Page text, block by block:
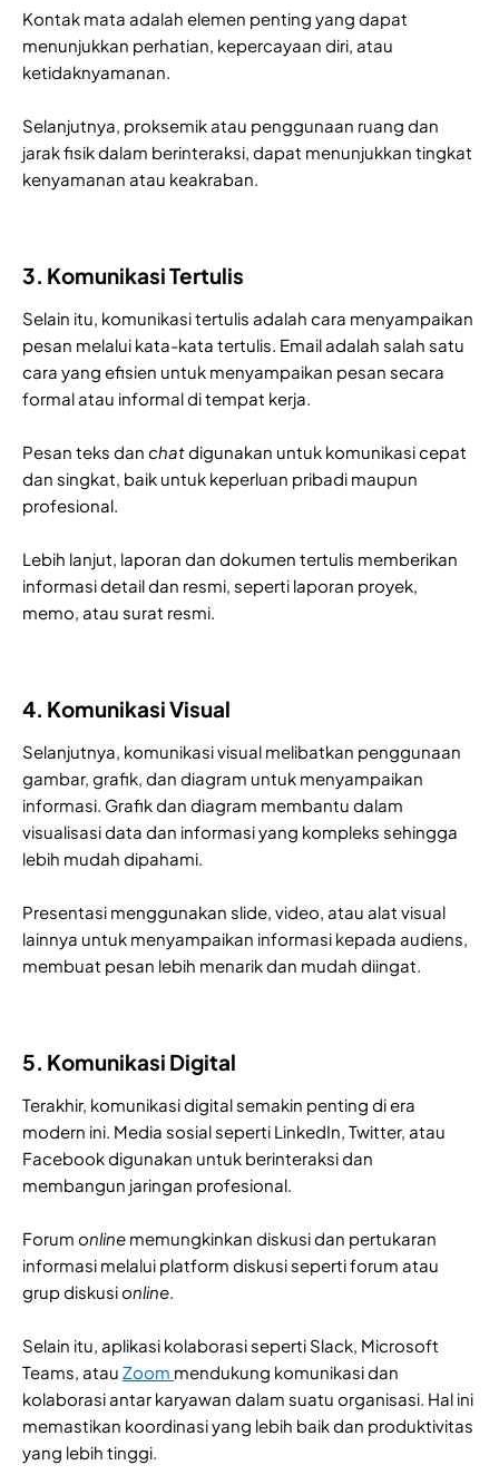
Kontak mata adalah elemen penting yang dapat
menunjukkan perhatian, kepercayaan diri, atau
ketidaknyamanan.
Selanjutnya, proksemik atau penggunaan ruang dan
jarak fisik dalam berinteraksi, dapat menunjukkan tingkat
kenyamanan atau keakraban.
3. Komunikasi Tertulis
Selain itu, komunikasi tertulis adalah cara menyampaikan
pesan melalui kata-kata tertulis. Email adalah salah satu
cara yang efisien untuk menyampaikan pesan secara
formal atau informal di tempat kerja.
Pesan teks dan chatdigunakan untuk komunikasi cepat
dan singkat, baik untuk keperluan pribadi maupun
profesional.
Lebih lanjut, laporan dan dokumen tertulis memberikan
informasi detail dan resmi, seperti laporan proyek,
memo, atau surat resmi.
4. Komunikasi Visual
Selanjutnya, komunikasi visual melibatkan penggunaan
gambar, grafik, dan diagram untuk menyampaikan
informasi. Grafik dan diagram membantu dalam
visualisasi data dan informasi yang kompleks sehingga
lebih mudah dipahami.
Presentasi menggunakan slide, video, atau alat visual
lainnya untuk menyampaikan informasi kepada audiens,
membuat pesan lebih menarik dan mudah diingat.
5. Komunikasi Digital
Terakhir, komunikasi digital semakin penting di era
modern ini. Media sosial seperti LinkedIn, Twitter, atau
Facebook digunakan untuk berinteraksi dan
membangun jaringan profesional.
Forum online memungkinkan diskusi dan pertukaran
informasi melalui platform diskusi seperti forum atau
grup diskusionline.
Selain itu, aplikasi kolaborasi seperti Slack, Microsoft
Teams, atau Zoom mendukung komunikasi dan
kolaborasi antar karyawan dalam suatu organisasi. Hal ini
memastikan koordinasi yang lebih baik dan produktivitas
yang lebih tinggi.